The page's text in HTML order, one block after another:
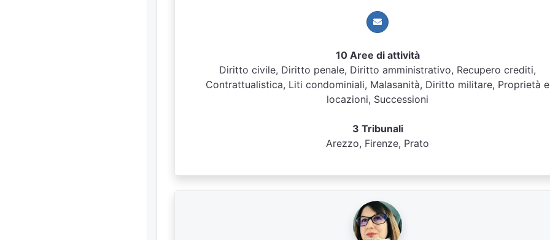
10 Aree di attività
Diritto civile, Diritto penale, Diritto amministrativo, Recupero crediti,
Contrattualistica, Liti condominiali, Malasanità, Diritto militare, Proprietà e
locazioni, Successioni
3 Tribunali
Arezzo, Firenze, Prato